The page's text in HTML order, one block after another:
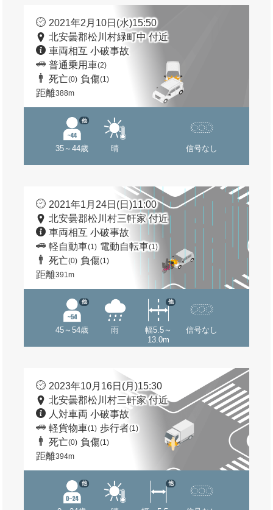
2021年2月10日(水)15:50
北安曇郡松川村緑町中 付近
車両相互 小破事故
普通乗用車(2)
死亡(0) 負傷(1)
距離388m
35～44歳
他
晴 信号なし
2021年1月24日(日)11:00
北安曇郡松川村三軒家 付近
車両相互 小破事故
軽自動車(1) 電動自転車(1)
死亡(0) 負傷(1)
距離391m
45～54歳
他
雨
幅5.5～
13.0m
他
信号なし
2023年10月16日(月)15:30
北安曇郡松川村三軒家 付近
人対車両 小破事故
軽貨物車(1) 歩行者(1)
死亡(0) 負傷(1)
距離394m
他 他